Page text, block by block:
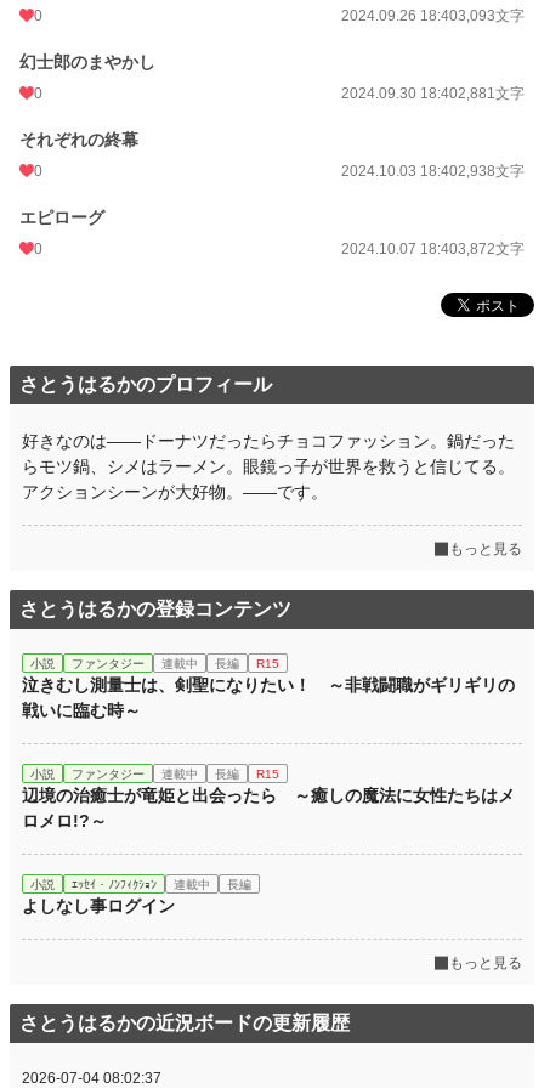
0 2024.09.26 18:403,093文字
幻士郎のまやかし
0 2024.09.30 18:402,881文字
それぞれの終幕
0 2024.10.03 18:402,938文字
エピローグ
0 2024.10.07 18:403,872文字
さとうはるかのプロフィール
好きなのは――ドーナツだったらチョコファッション。鍋だった
らモツ鍋、シメはラーメン。眼鏡っ子が世界を救うと信じてる。
アクションシーンが大好物。――です。
もっと見る
さとうはるかの登録コンテンツ
小説 ファンタジー 連載中 長編 R15
泣きむし測量士は、剣聖になりたい！ ～非戦闘職がギリギリの
戦いに臨む時～
小説 ファンタジー 連載中 長編 R15
辺境の治癒士が竜姫と出会ったら ～癒しの魔法に女性たちはメ
ロメロ!?～
小説 ｴｯｾｲ・ﾉﾝﾌｨｸｼｮﾝ 連載中 長編
よしなし事ログイン
もっと見る
さとうはるかの近況ボードの更新履歴
2026-07-04 08:02:37